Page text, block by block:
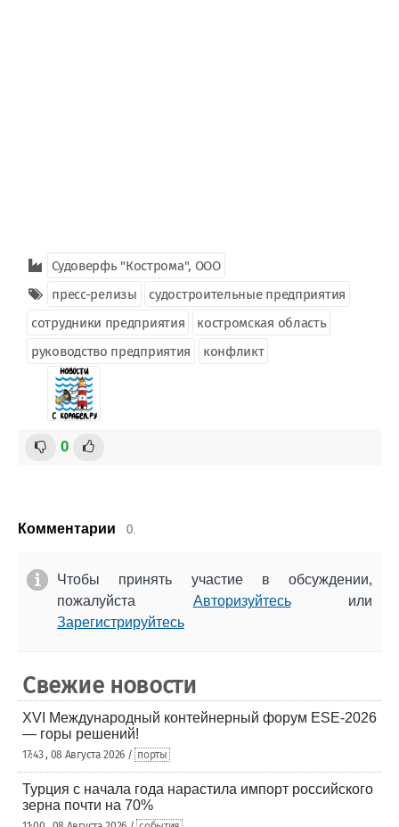
Судоверфь "Кострома", ООО
пресс-релизы
судостроительные предприятия
сотрудники предприятия
костромская область
руководство предприятия
конфликт
0
Комментарии 0.
Чтобы принять участие в обсуждении,
пожалуйста Авторизуйтесьили
Зарегистрируйтесь
Свежие новости
XVI Международный контейнерный форум ESE-2026
— горы решений!
17:43 , 08 Августа 2026 / порты
Турция с начала года нарастила импорт российского
зерна почти на 70%